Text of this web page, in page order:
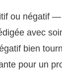
ou négatif —
avec
bien
pour un